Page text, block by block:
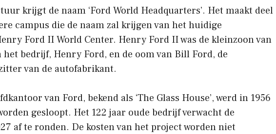
krijgt de naam ‘Ford World Headquarters’. Het maakt deel
campus die de naam zal krijgen van het huidige
Ford II World Center. Henry Ford II was de kleinzoon van
bedrijf, Henry Ford, en de oom van Bill Ford, de
van de autofabrikant.
van Ford, bekend als ‘The Glass House’, werd in 1956
gesloopt. Het 122 jaar oude bedrijf verwacht de
af te ronden. De kosten van het project worden niet